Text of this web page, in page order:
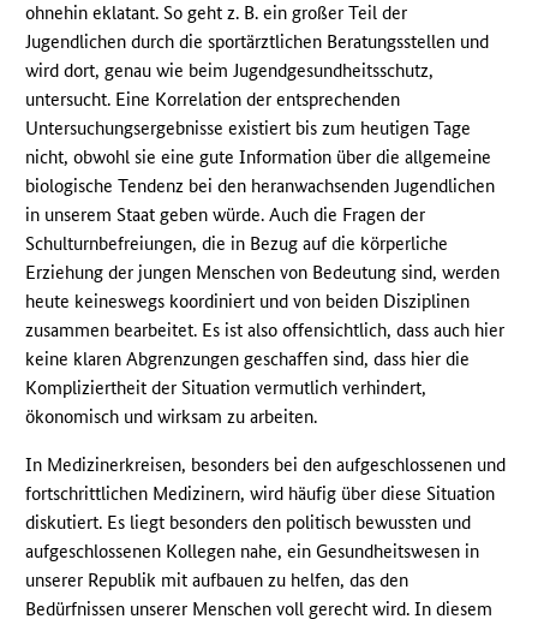
ohnehin eklatant. So geht z. B. ein großer Teil der
Jugendlichen durch die sportärztlichen Beratungsstellen und
wird dort, genau wie beim Jugendgesundheitsschutz,
untersucht. Eine Korrelation der entsprechenden
Untersuchungsergebnisse existiert bis zum heutigen Tage
nicht, obwohl sie eine gute Information über die allgemeine
biologische Tendenz bei den heranwachsenden Jugendlichen
in unserem Staat geben würde. Auch die Fragen der
Schulturnbefreiungen, die in Bezug auf die körperliche
Erziehung der jungen Menschen von Bedeutung sind, werden
heute keineswegs koordiniert und von beiden Disziplinen
zusammen bearbeitet. Es ist also offensichtlich, dass auch hier
keine klaren Abgrenzungen geschaffen sind, dass hier die
Kompliziertheit der Situation vermutlich verhindert,
ökonomisch und wirksam zu arbeiten.
In Medizinerkreisen, besonders bei den aufgeschlossenen und
fortschrittlichen Medizinern, wird häufig über diese Situation
diskutiert. Es liegt besonders den politisch bewussten und
aufgeschlossenen Kollegen nahe, ein Gesundheitswesen in
unserer Republik mit aufbauen zu helfen, das den
Bedürfnissen unserer Menschen voll gerecht wird. In diesem